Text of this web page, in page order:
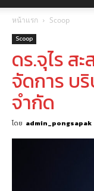
หน้าแรก Scoop
Scoop
ดร.จุไร ส
จัดการ บ
จำกัด
โดย admin_pongsapak